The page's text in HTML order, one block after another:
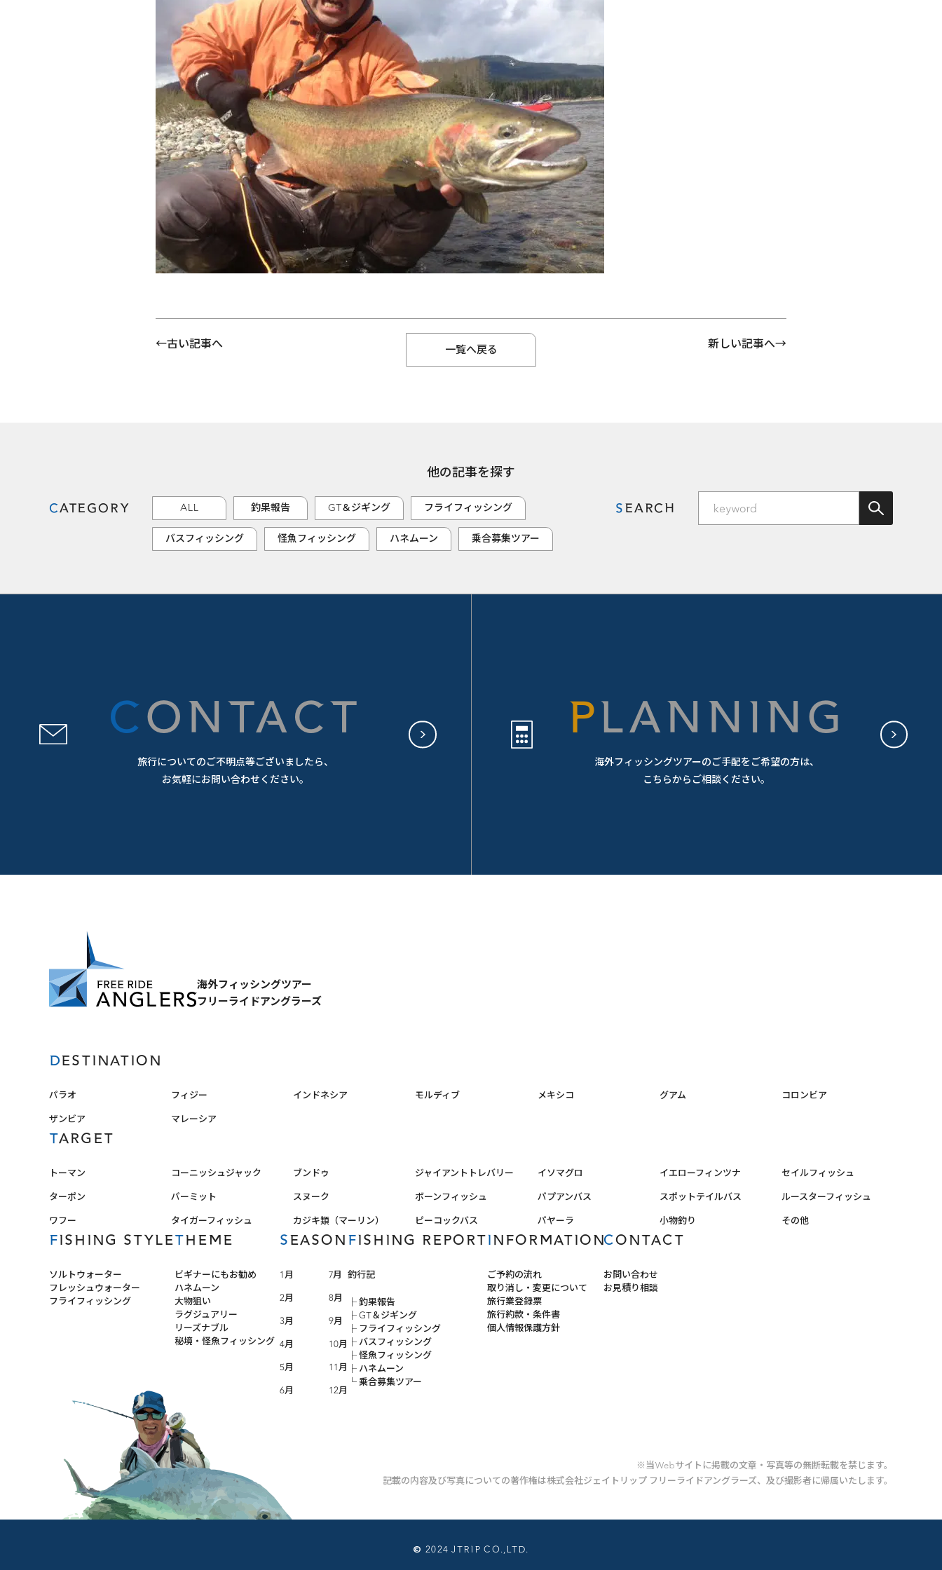
古い記事へ 新しい記事へ
一覧へ戻る
他の記事を探す
CATEGORY ALL 釣果報告 GT＆ジギング フライフィッシング
バスフィッシング 怪魚フィッシング ハネムーン 乗合募集ツアー
SEARCH
CONTACT
旅行についてのご不明点等ございましたら、
お気軽にお問い合わせください。
PLANNING
海外フィッシングツアーのご手配をご希望の方は、
こちらからご相談ください。
海外フィッシングツアー
フリーライドアングラーズ
DESTINATION
パラオ フィジー インドネシア モルディブ メキシコ グアム
コロンビア
ザンビア
マレーシア
TARGET
トーマン コーニッシュジャック ブンドゥ ジャイアントトレバリー イソマグロ イエローフィンツナ
セイルフィッシュ
ターポン
パーミット スヌーク ボーンフィッシュ パプアンバス スポットテイルバス
ルースターフィッシュ
ワフー
タイガーフィッシュ カジキ類（マーリン） ピーコックバス パヤーラ 小物釣り その他
FISHING STYLE
ソルトウォーター
フレッシュウォーター
フライフィッシング
THEME
ビギナーにもお勧め
ハネムーン
大物狙い
ラグジュアリー
リーズナブル
秘境・怪魚フィッシング
SEASON
1月
2月
3月
4月
5月
6月
7月
8月
9月
10月
11月
12月
FISHING REPORT
釣行記
釣果報告
GT＆ジギング
フライフィッシング
バスフィッシング
怪魚フィッシング
ハネムーン
乗合募集ツアー
INFORMATION
ご予約の流れ
取り消し・変更について
旅行業登録票
旅行約款・条件書
個人情報保護方針
CONTACT
お問い合わせ
お見積り相談
※当Webサイトに掲載の文章・写真等の無断転載を禁じます。
記載の内容及び写真についての著作権は株式会社ジェイトリップ フリーライドアングラーズ、及び撮影者に帰属いたします。
© 2024 JTRIP CO.,LTD.